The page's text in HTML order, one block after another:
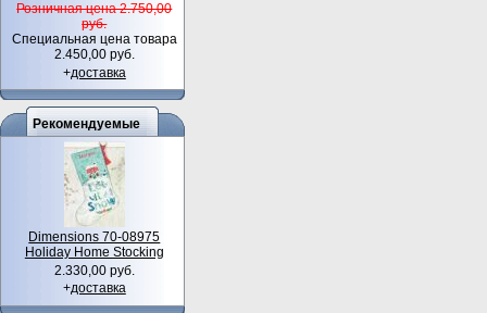
Розничная цена 2.750,00
руб.
Специальная цена товара
2.450,00 руб.
+доставка
Рекомендуемые
Dimensions 70-08975
Holiday Home Stocking
2.330,00 руб.
+доставка